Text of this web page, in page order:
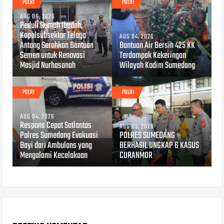
POLRI
AUG 06, 2026
Peduli Rumah Ibadah,
Kapolsubsektor Telaga
Antang Serahkan Bantuan
Semen untuk Renovasi
Masjid Nurhasanah
POLRI
AUG 04, 2026
Bantuan Air Bersih 425 KK
Terdampak Kekeringan
Wilayah Kodim Sumedang
POLRI
AUG 04, 2026
Respons Cepat Satlantas
Polres Sumedang Evakuasi
Bayi dari Ambulans yang
Mengalami Kecelakaan
POLRI
AUG 03, 2026
POLRES SUMEDANG
BERHASIL UNGKAP 6 KASUS
CURANMOR